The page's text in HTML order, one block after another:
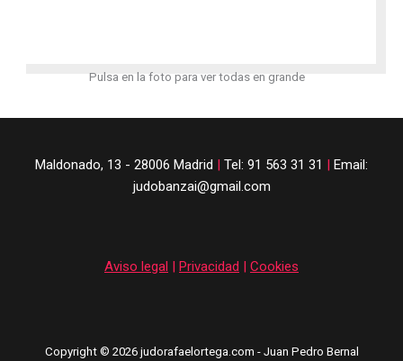
Pulsa en la foto para ver todas en grande
Maldonado, 13 - 28006 Madrid | Tel: 91 563 31 31 | Email:
judobanzai@gmail.com
Aviso legal Privacidad Cookies
Copyright © 2026 judorafaelortega.com - Juan Pedro Bernal